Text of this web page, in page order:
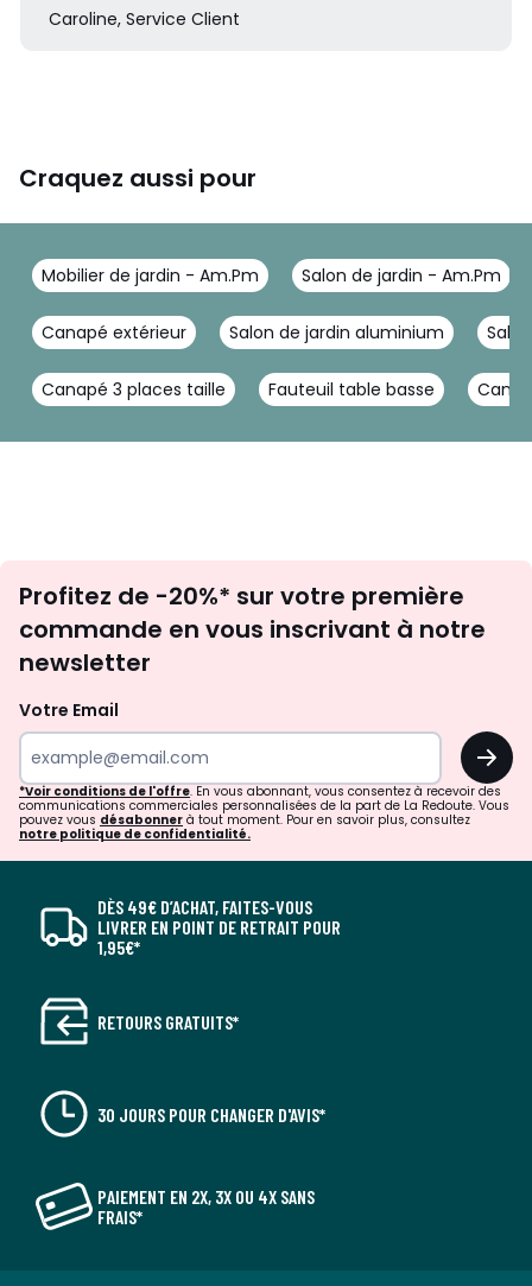
Caroline, Service Client
Craquez aussi pour
Mobilier de jardin - Am.Pm Salon de jardin - Am.Pm
Canapé extérieur Salon de jardin aluminium
Canapé 3 places taille Fauteuil table basse
newsletter
Profitez de -20%* sur votre première
commande en vous inscrivant à notre
newsletter
Votre Email
OK
*Voir conditions de l'offre. En vous abonnant, vous consentez à recevoir des
communications commerciales personnalisées de la part de La Redoute. Vous
pouvez vous désabonner à tout moment. Pour en savoir plus, consultez
notre politique de confidentialité.
DÈS 49€ D’ACHAT, FAITES-VOUS
LIVRER EN POINT DE RETRAIT POUR
1,95€*
RETOURS GRATUITS*
30 JOURS POUR CHANGER D'AVIS*
PAIEMENT EN 2X, 3X OU 4X SANS
FRAIS*